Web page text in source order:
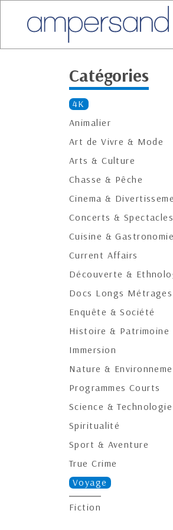
Catégories
4K
Animalier
Art de Vivre & Mode
Arts & Culture
Chasse & Pêche
Cinema &
Concerts &
Cuisine & Gastronomie
Current Affairs
Découverte &
Docs Longs Métrages
Enquête & Société
Histoire & Patrimoine
Immersion
Nature &
Programmes Courts
Science & Technologie
Spiritualité
Sport & Aventure
True Crime
Voyage
Fiction